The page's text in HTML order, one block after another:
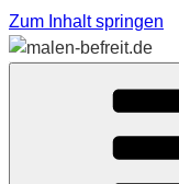
Zum Inhalt springen
Sabine Feickert –